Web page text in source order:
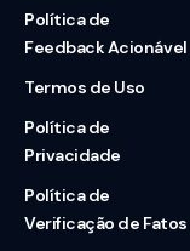
Política de
Feedback Acionável
Termos de Uso
Política de
Privacidade
Política de
Verificação de Fatos